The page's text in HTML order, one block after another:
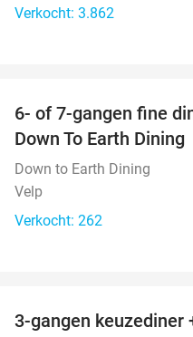
Verkocht: 3.862
6- of 7-gangen fine
Down To Earth Dining
Down to Earth Dining
Velp
Verkocht: 262
3-gangen keuzediner